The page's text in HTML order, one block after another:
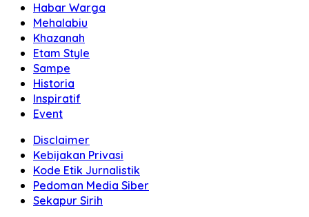
Habar Warga
Mehalabiu
Khazanah
Etam Style
Sampe
Historia
Inspiratif
Event
Disclaimer
Kebijakan Privasi
Kode Etik Jurnalistik
Pedoman Media Siber
Sekapur Sirih